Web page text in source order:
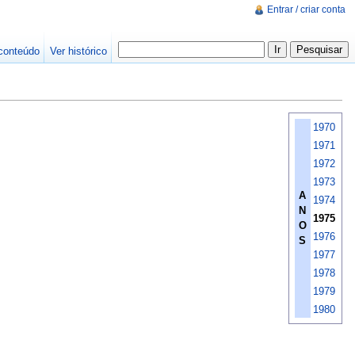
A
N
O
S
1970
1971
1972
1973
1974
1975
1976
1977
1978
1979
1980
Entrar / criar conta
Ver histórico